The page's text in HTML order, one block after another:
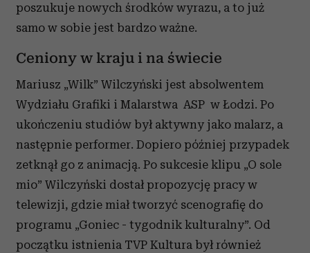
poszukuje nowych środków wyrazu, a to już
samo w sobie jest bardzo ważne.
Ceniony w kraju i na świecie
Mariusz „Wilk” Wilczyński jest absolwentem
Wydziału Grafiki i Malarstwa ASP w Łodzi. Po
ukończeniu studiów był aktywny jako malarz, a
następnie performer. Dopiero później przypadek
zetknął go z animacją. Po sukcesie klipu „O sole
mio” Wilczyński dostał propozycję pracy w
telewizji, gdzie miał tworzyć scenografię do
programu „Goniec - tygodnik kulturalny”. Od
początku istnienia TVP Kultura był również